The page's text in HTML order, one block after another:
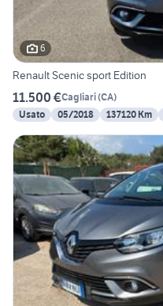
6
Renault Scenic sport Edition
11.500 €Cagliari(CA)
Usato
05/2018 137120 Km